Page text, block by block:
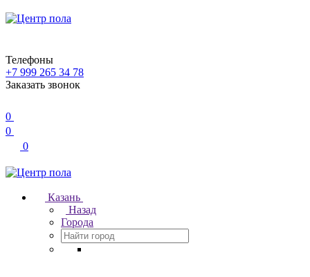
Телефоны
+7 999 265 34 78
Заказать звонок
0
0
0
Казань
Назад
Города